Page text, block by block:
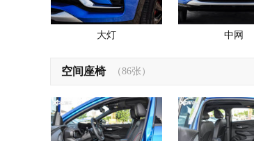
大灯 中网
空间座椅 （86张）